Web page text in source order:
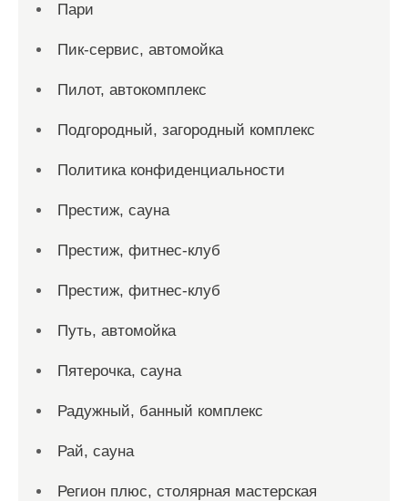
Пари
Пик-сервис, автомойка
Пилот, автокомплекс
Подгородный, загородный комплекс
Политика конфиденциальности
Престиж, сауна
Престиж, фитнес-клуб
Престиж, фитнес-клуб
Путь, автомойка
Пятерочка, сауна
Радужный, банный комплекс
Рай, сауна
Регион плюс, столярная мастерская